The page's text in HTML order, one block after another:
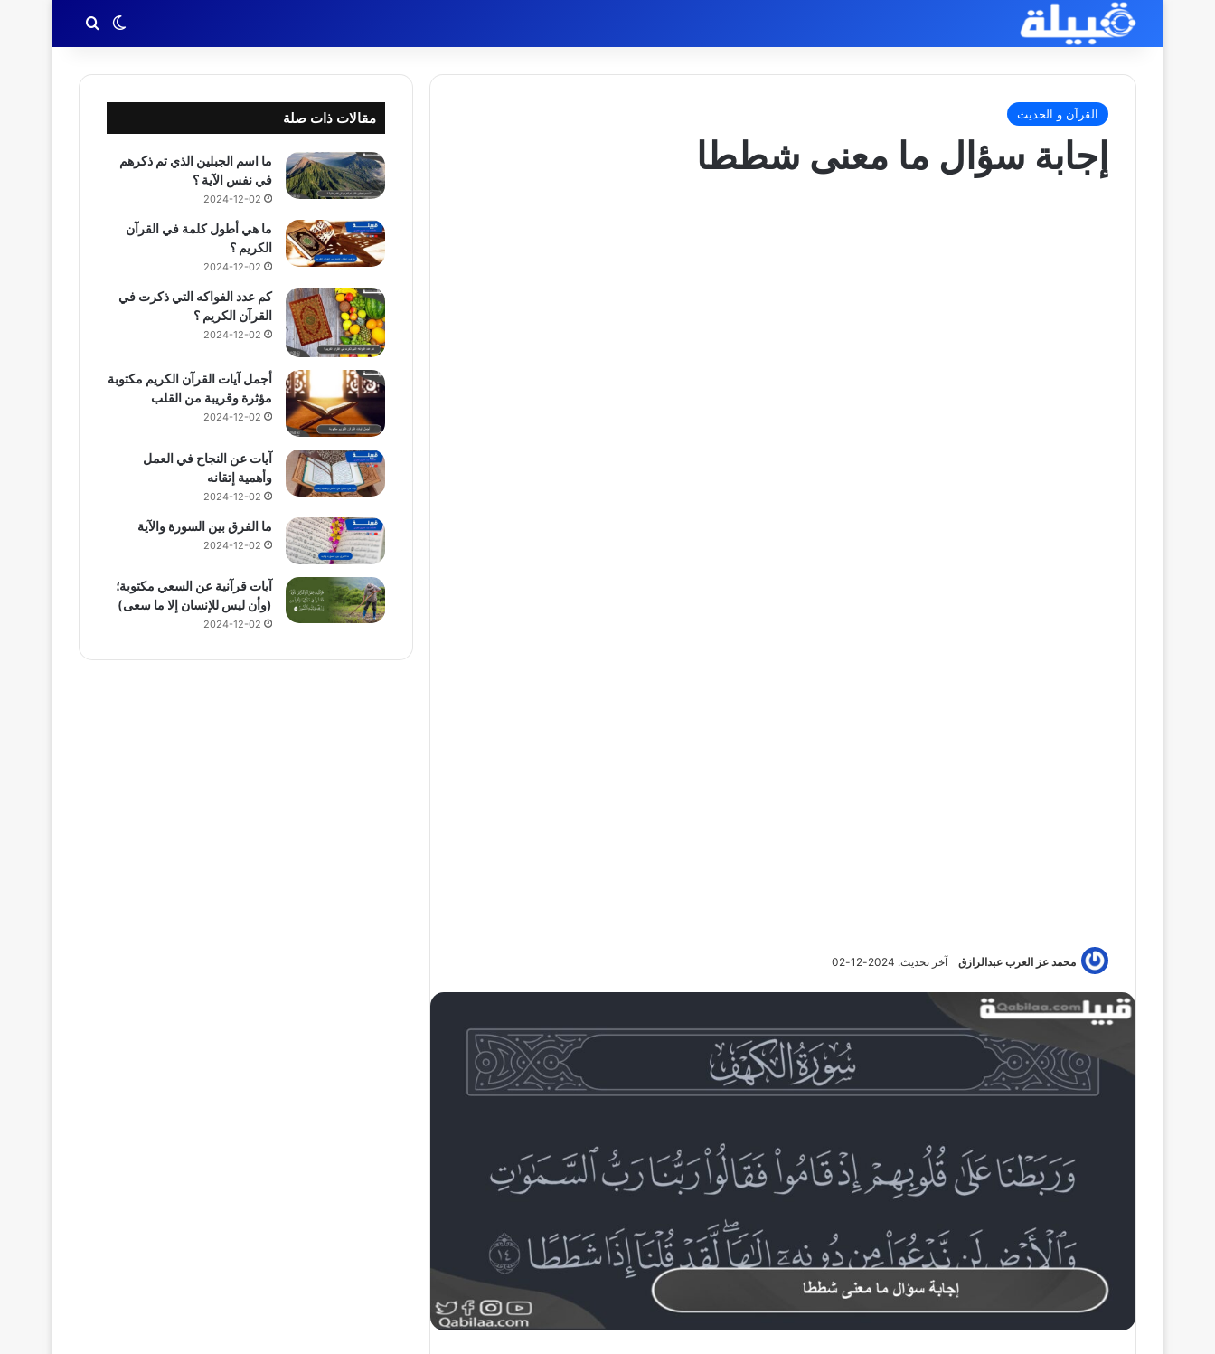
الوضع المظلم
بحث عن
القرآن و الحديث
إجابة سؤال ما معنى شططا
محمد عز العرب عبدالرازق آخر تحديث: 2024-12-02
مقالات ذات صلة
ما اسم الجبلين الذي تم ذكرهم
في نفس الآية ؟
2024-12-02
ما هي أطول كلمة في القرآن
الكريم ؟
2024-12-02
كم عدد الفواكه التي ذكرت في
القرآن الكريم ؟
2024-12-02
أجمل آيات القرآن الكريم مكتوبة
مؤثرة وقريبة من القلب
2024-12-02
آيات عن النجاح في العمل
وأهمية إتقانه
2024-12-02
ما الفرق بين السورة والآية
2024-12-02
آيات قرآنية عن السعي مكتوبة؛
(وأن ليس للإنسان إلا ما سعى)
2024-12-02